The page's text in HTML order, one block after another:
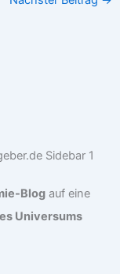
Blog auf eine
Universums